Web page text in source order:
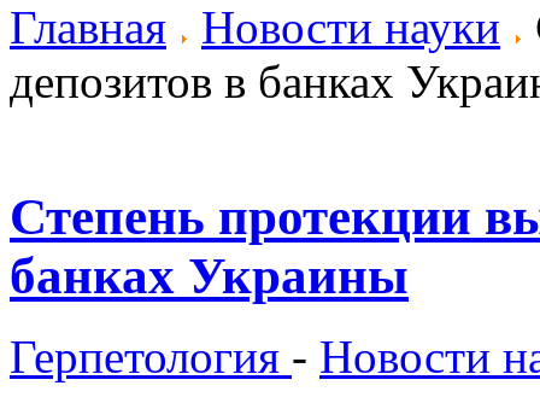
Главная
Новости науки
депозитов в банках
Степень протекции
банках Украины
Герпетология - Новости